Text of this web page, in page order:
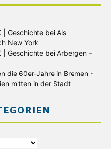
| Geschichte bei Als
New York
| Geschichte bei Arbergen –
die 60er-Jahre in Bremen -
mitten in der Stadt